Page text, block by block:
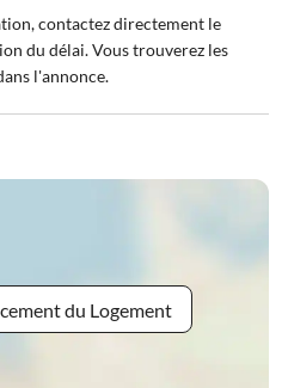
contactez directement le
du délai. Vous trouverez les
l'annonce.
du Logement